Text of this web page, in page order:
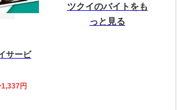
サービ
円
ツクイのバイトをも
っと見る